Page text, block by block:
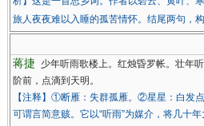
旅人夜夜难以入睡的孤苦情怀。结尾两句，
蒋捷 少年听雨歌楼上。红烛昏罗帐。壮年
阶前，点滴到天明。
【注释】①断雁：失群孤雁。②星星：白发
可谓言简意赅。它以“听雨”为媒介，将几十